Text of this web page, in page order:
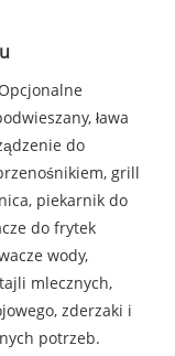
ława
do
grill
piekarnik do
do frytek
wody,
mlecznych,
zderzaki i
potrzeb.